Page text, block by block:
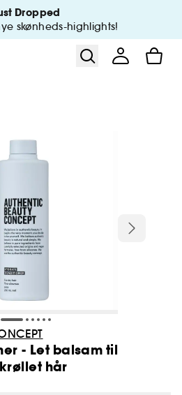
Dropped
skønheds-highlights!
- Let balsam til
hår